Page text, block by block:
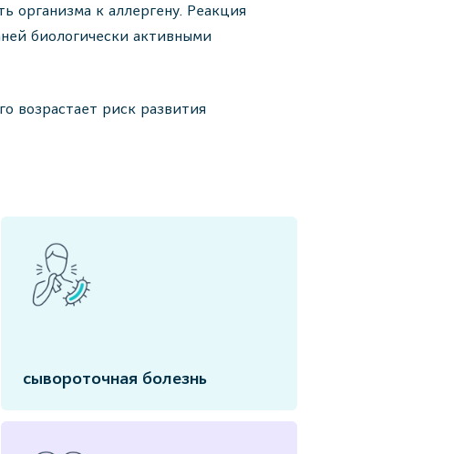
организма к аллергену. Реакция
биологически активными
возрастает риск развития
сывороточная болезнь